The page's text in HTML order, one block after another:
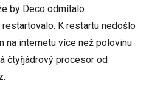
by Deco odmítalo
K restartu nedošlo
na internetu více než polovinu
čtyřjádrový procesor od